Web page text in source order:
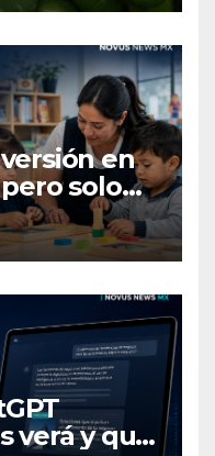
en
solo
verá y qué